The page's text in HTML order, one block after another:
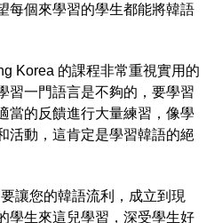
每個來學習的學生都能將韓語
Korea 的課程非常重視實用的
習一門語言是不夠的，要學習
當的反饋進行大量練習，像學
活動，這肯定是學習韓語的絕
讓您的韓語流利，成立到現
學生來這兒學習，深受學生好